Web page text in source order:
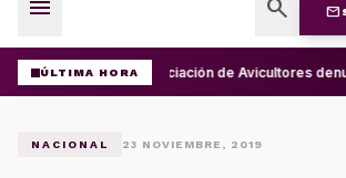
menu search mail
ÚLTIMA HORAAsociación de Avicultores
NACIONAL 23 NOVIEMBRE, 2019